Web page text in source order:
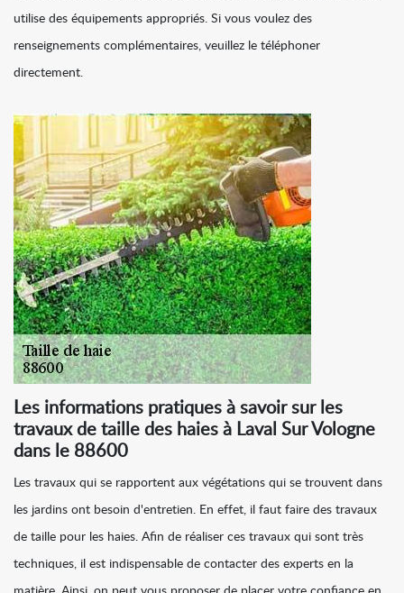
utilise des équipements appropriés. Si vous voulez des
renseignements complémentaires, veuillez le téléphoner
directement.
Les informations pratiques à savoir sur les
travaux de taille des haies à Laval Sur Vologne
dans le 88600
Les travaux qui se rapportent aux végétations qui se trouvent dans
les jardins ont besoin d'entretien. En effet, il faut faire des travaux
de taille pour les haies. Afin de réaliser ces travaux qui sont très
techniques, il est indispensable de contacter des experts en la